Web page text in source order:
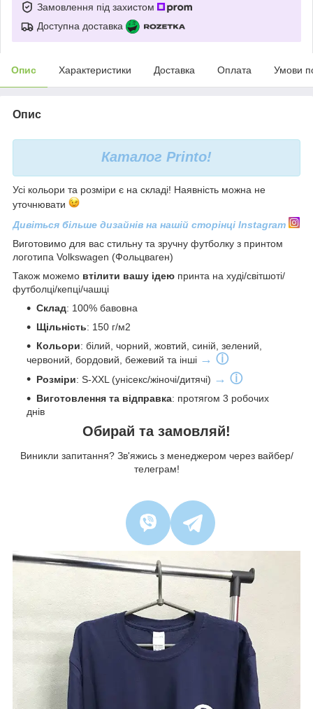
Замовлення під захистом
Доступна доставка
Опис Характеристики Доставка Оплата Умови
Опис
Каталог Printo!
Усі кольори та розміри є на складі! Наявність можна не
уточнювати
Дивіться більше дизайнів на нашій сторінці Instagram
Виготовимо для вас стильну та зручну футболку з принтом
логотипа Volkswagen (Фольцваген)
Також можемо втілити вашу ідею принта на худі/світшоті/
футболці/кепці/чашці
Склад: 100% бавовна
Щільність: 150 г/м2
Кольори: білий, чорний, жовтий, синій, зелений,
червоний, бордовий, бежевий та інші → ⓘ
Розміри: S-XXL (унісекс/жіночі/дитячі) → ⓘ
Виготовлення та відправка: протягом 3 робочих
днів
Обирай та замовляй!
Виникли запитання? Зв'яжись з менеджером через вайбер/
телеграм!